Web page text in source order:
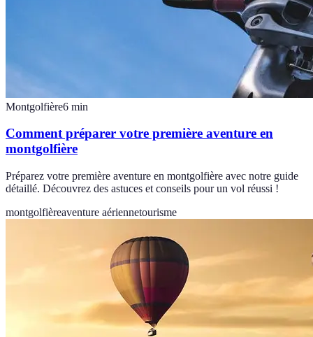
Montgolfière6 min
Comment préparer votre première aventure en
montgolfière
Préparez votre première aventure en montgolfière avec notre guide
détaillé. Découvrez des astuces et conseils pour un vol réussi !
montgolfièreaventure aériennetourisme